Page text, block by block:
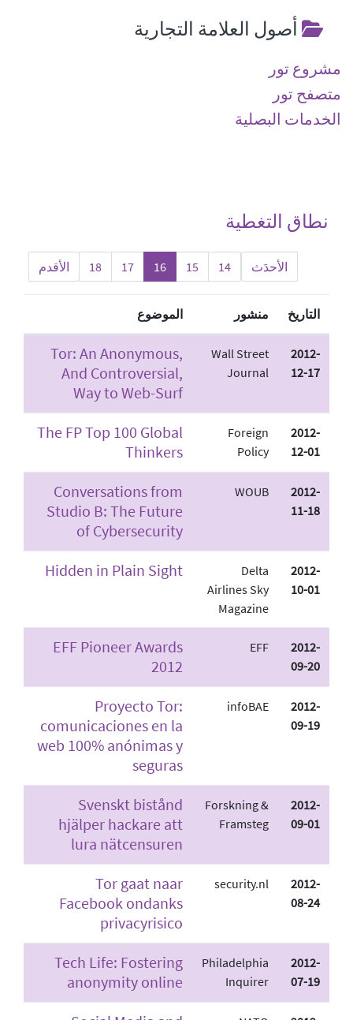
أصول العلامة التجارية
مشروع تور
متصفح تور
الخدمات البصلية
نطاق التغطية
الأحدَث 14
15
16
17
18 اﻷقدم
التاريخ منشور الموضوع
2012-
12-17
Wall Street
Journal
Tor: An Anonymous,
And Controversial,
Way to Web-Surf
2012-
12-01
Foreign
Policy
The FP Top 100 Global
Thinkers
2012-
11-18
WOUB
Conversations from
Studio B: The Future
of Cybersecurity
2012-
10-01
Delta
Airlines Sky
Magazine
Hidden in Plain Sight
2012-
09-20
EFF
EFF Pioneer Awards
2012
2012-
09-19
infoBAE
Proyecto Tor:
comunicaciones en la
web 100% anónimas y
seguras
2012-
09-01
Forskning &
Framsteg
Svenskt bistånd
hjälper hackare att
lura nätcensuren
2012-
08-24
security.nl
Tor gaat naar
Facebook ondanks
privacyrisico
2012-
07-19
Philadelphia
Inquirer
Tech Life: Fostering
anonymity online